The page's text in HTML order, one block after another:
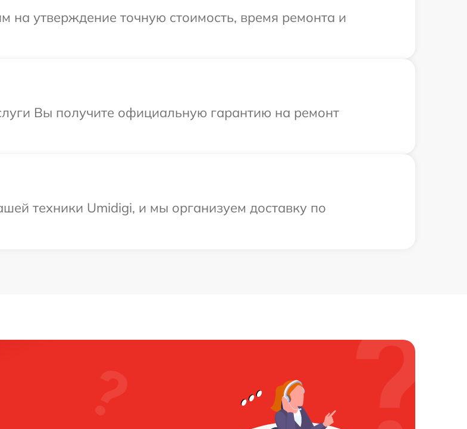
на утверждение точную стоимость, время ремонта и
Вы получите официальную гарантию на ремонт
техники Umidigi, и мы организуем доставку по